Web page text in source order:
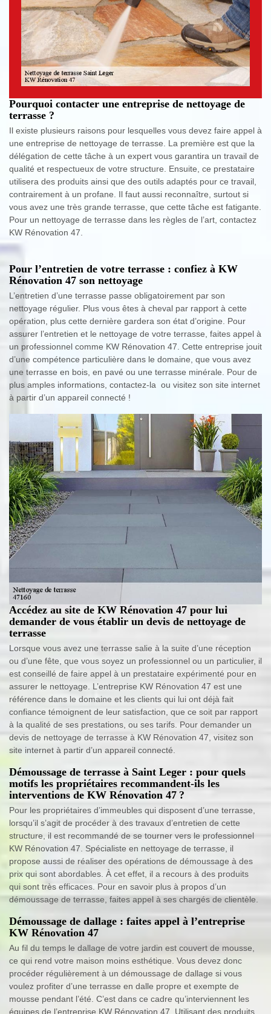
Pourquoi contacter une entreprise de nettoyage de
terrasse ?
Il existe plusieurs raisons pour lesquelles vous devez faire appel à
une entreprise de nettoyage de terrasse. La première est que la
délégation de cette tâche à un expert vous garantira un travail de
qualité et respectueux de votre structure. Ensuite, ce prestataire
utilisera des produits ainsi que des outils adaptés pour ce travail,
contrairement à un profane. Il faut aussi reconnaître, surtout si
vous avez une très grande terrasse, que cette tâche est fatigante.
Pour un nettoyage de terrasse dans les règles de l’art, contactez
KW Rénovation 47.
Pour l’entretien de votre terrasse : confiez à KW
Rénovation 47 son nettoyage
L’entretien d’une terrasse passe obligatoirement par son
nettoyage régulier. Plus vous êtes à cheval par rapport à cette
opération, plus cette dernière gardera son état d’origine. Pour
assurer l’entretien et le nettoyage de votre terrasse, faites appel à
un professionnel comme KW Rénovation 47. Cette entreprise jouit
d’une compétence particulière dans le domaine, que vous avez
une terrasse en bois, en pavé ou une terrasse minérale. Pour de
plus amples informations, contactez-la ou visitez son site internet
à partir d’un appareil connecté !
Accédez au site de KW Rénovation 47 pour lui
demander de vous établir un devis de nettoyage de
terrasse
Lorsque vous avez une terrasse salie à la suite d’une réception
ou d’une fête, que vous soyez un professionnel ou un particulier, il
est conseillé de faire appel à un prestataire expérimenté pour en
assurer le nettoyage. L’entreprise KW Rénovation 47 est une
référence dans le domaine et les clients qui lui ont déjà fait
confiance témoignent de leur satisfaction, que ce soit par rapport
à la qualité de ses prestations, ou ses tarifs. Pour demander un
devis de nettoyage de terrasse à KW Rénovation 47, visitez son
site internet à partir d’un appareil connecté.
Démoussage de terrasse à Saint Leger : pour quels
motifs les propriétaires recommandent-ils les
interventions de KW Rénovation 47 ?
Pour les propriétaires d’immeubles qui disposent d’une terrasse,
lorsqu’il s’agit de procéder à des travaux d’entretien de cette
structure, il est recommandé de se tourner vers le professionnel
KW Rénovation 47. Spécialiste en nettoyage de terrasse, il
propose aussi de réaliser des opérations de démoussage à des
prix qui sont abordables. À cet effet, il a recours à des produits
qui sont très efficaces. Pour en savoir plus à propos d’un
démoussage de terrasse, faites appel à ses chargés de clientèle.
Démoussage de dallage : faites appel à l’entreprise
KW Rénovation 47
Au fil du temps le dallage de votre jardin est couvert de mousse,
ce qui rend votre maison moins esthétique. Vous devez donc
procéder régulièrement à un démoussage de dallage si vous
voulez profiter d’une terrasse en dalle propre et exempte de
mousse pendant l’été. C’est dans ce cadre qu’interviennent les
équipes de l’entreprise KW Rénovation 47. Utilisant des produits